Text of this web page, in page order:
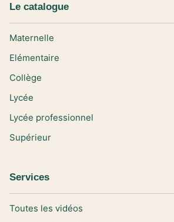
Le catalogue
Maternelle
Elémentaire
Collège
Lycée
Lycée professionnel
Supérieur
Services
Toutes les vidéos